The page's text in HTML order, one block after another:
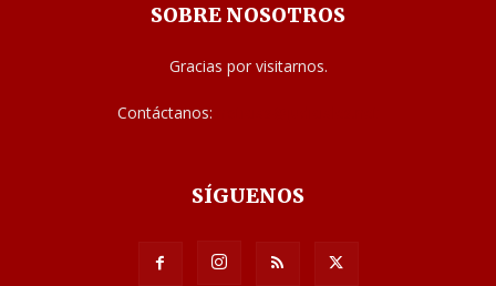
SOBRE NOSOTROS
Gracias por visitarnos.
Contáctanos:
SÍGUENOS